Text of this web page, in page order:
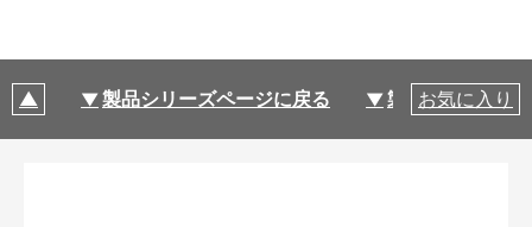
製品シリーズページに戻る 製品仕様
お気に入り